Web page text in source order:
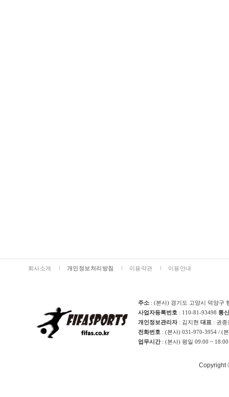
회사소개 개인정보처리방침 이용약관 이용안내
주소 : (본사) 경기도 고양시 덕양구
사업자등록번호 : 110-81-93498 통
개인정보관리자: 김지현 대표 : 권
전화번호 : (본사) 031-970-3954 / (
업무시간: (본사) 평일 09:00 ~